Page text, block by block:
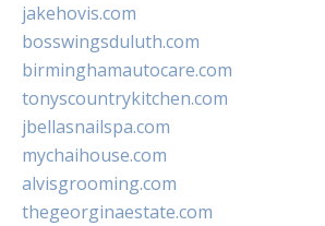
jakehovis.com
bosswingsduluth.com
birminghamautocare.com
tonyscountrykitchen.com
jbellasnailspa.com
mychaihouse.com
alvisgrooming.com
thegeorginaestate.com